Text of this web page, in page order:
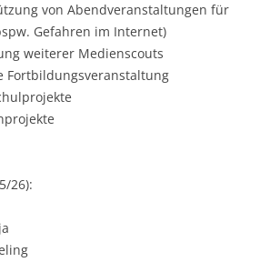
von Abendveranstaltungen für
Gefahren im Internet)
weiterer Medienscouts
Fortbildungsveranstaltung
26):